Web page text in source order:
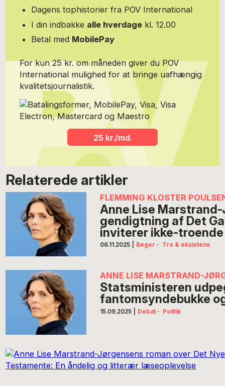
Dagens tophistorier fra POV International
I din indbakke alle hverdage kl. 12.00
Betal med MobilePay
For kun 25 kr. om måneden giver du POV
International mulighed for at bringe uafhængig
kvalitetsjournalistik.
25 kr./md.
Relaterede artikler
FLEMMING KLOSTER
Anne Lise
gendigtning af Det
inviterer ikke-
06.11.2025 Bøger · Tro & eksistens
ANNE LISE MARSTRAND-
Statsministeren
fantomsyndebukke
15.09.2025 Debat · Politik